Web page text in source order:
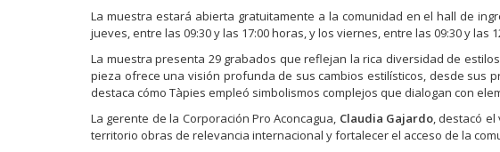
La muestra estará abierta gratuitamente a la comunidad en el hall de
jueves, entre las 09:30 y las 17:00 horas, y los viernes, entre las 09:30 y las
La muestra presenta 29 grabados que reflejan la rica diversidad de
pieza ofrece una visión profunda de sus cambios estilísticos, desde sus
destaca cómo Tàpies empleó simbolismos complejos que dialogan con
La gerente de la Corporación Pro Aconcagua, Claudia Gajardo, destacó el
territorio obras de relevancia internacional y fortalecer el acceso de la